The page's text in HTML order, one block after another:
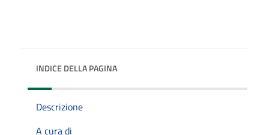
INDICE DELLA PAGINA
Descrizione
A cura di